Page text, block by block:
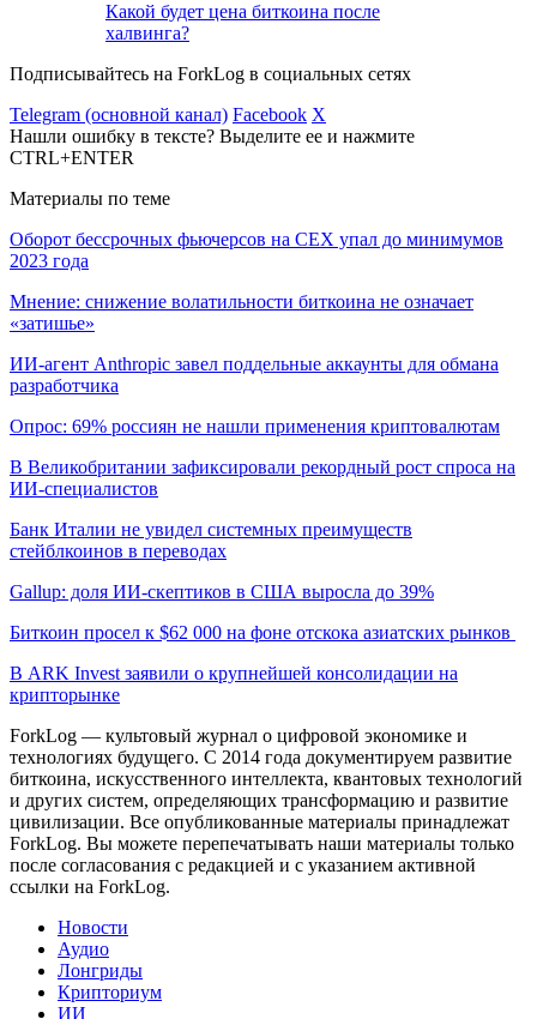
Какой будет цена биткоина после
халвинга?
Подписывайтесь на ForkLog в социальных сетях
Telegram (основной канал) Facebook X
Нашли ошибку в тексте? Выделите ее и нажмите
CTRL+ENTER
Материалы по теме
Оборот бессрочных фьючерсов на CEX упал до минимумов
2023 года
Мнение: снижение волатильности биткоина не означает
«затишье»
ИИ-агент Anthropic завел поддельные аккаунты для обмана
разработчика
Опрос: 69% россиян не нашли применения криптовалютам
В Великобритании зафиксировали рекордный рост спроса на
ИИ-специалистов
Банк Италии не увидел системных преимуществ
стейблкоинов в переводах
Gallup: доля ИИ-скептиков в США выросла до 39%
Биткоин просел к $62 000 на фоне отскока азиатских рынков
В ARK Invest заявили о крупнейшей консолидации на
крипторынке
ForkLog — культовый журнал о цифровой экономике и
технологиях будущего. С 2014 года документируем развитие
биткоина, искусственного интеллекта, квантовых технологий
и других систем, определяющих трансформацию и развитие
цивилизации. Все опубликованные материалы принадлежат
ForkLog. Вы можете перепечатывать наши материалы только
после согласования с редакцией и с указанием активной
ссылки на ForkLog.
Новости
Аудио
Лонгриды
Крипториум
ИИ